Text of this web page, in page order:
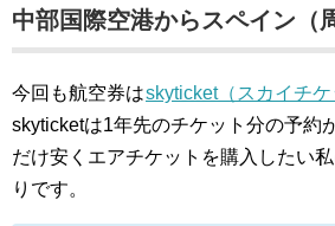
中部国際空港からスペイン（
今回も航空券はskyticket（スカイチケ
skyticketは1年先のチケット分の予約
だけ安くエアチケットを購入したい
りです。